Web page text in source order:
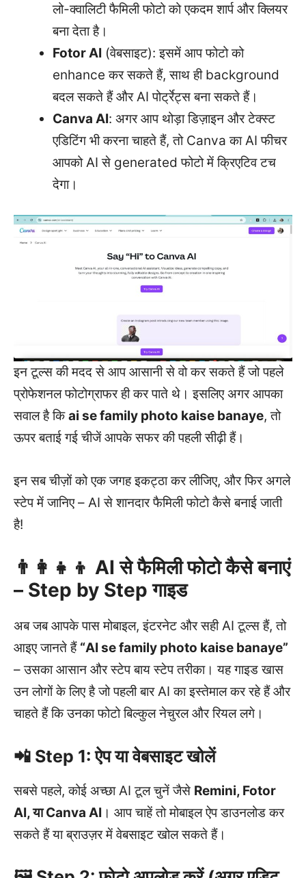
लो-क्वालिटी फैमिली फोटो को एकदम शार्प और क्लियर
बना देता है।
Fotor AI (वेबसाइट): इसमें आप फोटो को
enhance कर सकते हैं, साथ ही background
बदल सकते हैं और AI पोर्ट्रेट्स बना सकते हैं।
Canva AI: अगर आप थोड़ा डिज़ाइन और टेक्स्ट
एडिटिंग भी करना चाहते हैं, तो Canva का AI फीचर
आपको AI से generated फोटो में क्रिएटिव टच
देगा।
इन टूल्स की मदद से आप आसानी से वो कर सकते हैं जो पहले
प्रोफेशनल फोटोग्राफर ही कर पाते थे। इसलिए अगर आपका
सवाल है किai se family photo kaise banaye, तो
ऊपर बताई गई चीजें आपके सफर की पहली सीढ़ी हैं।
इन सब चीज़ों को एक जगह इकट्ठा कर लीजिए, और फिर अगले
स्टेप में जानिए – AI से शानदार फैमिली फोटो कैसे बनाई जाती
है!
👨‍👩‍👧‍👦 AI से फैमिली फोटो कैसे बनाएं
– Step by Step गाइड
अब जब आपके पास मोबाइल, इंटरनेट और सही AI टूल्स हैं, तो
आइए जानते हैं “AI se family photo kaise banaye”
– उसका आसान और स्टेप बाय स्टेप तरीका। यह गाइड खास
उन लोगों के लिए है जो पहली बार AI का इस्तेमाल कर रहे हैं और
चाहते हैं कि उनका फोटो बिल्कुल नेचुरल और रियल लगे।
📲 Step 1: ऐप या वेबसाइट खोलें
सबसे पहले, कोई अच्छा AI टूल चुनें जैसे Remini, Fotor
AI, या Canva AI । आप चाहें तो मोबाइल ऐप डाउनलोड कर
सकते हैं या ब्राउज़र में वेबसाइट खोल सकते हैं।